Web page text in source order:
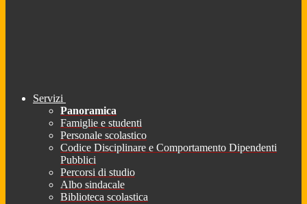
Servizi
Panoramica
Famiglie e studenti
Personale scolastico
Codice Disciplinare e Comportamento Dipendenti
Pubblici
Percorsi di studio
Albo sindacale
Biblioteca scolastica